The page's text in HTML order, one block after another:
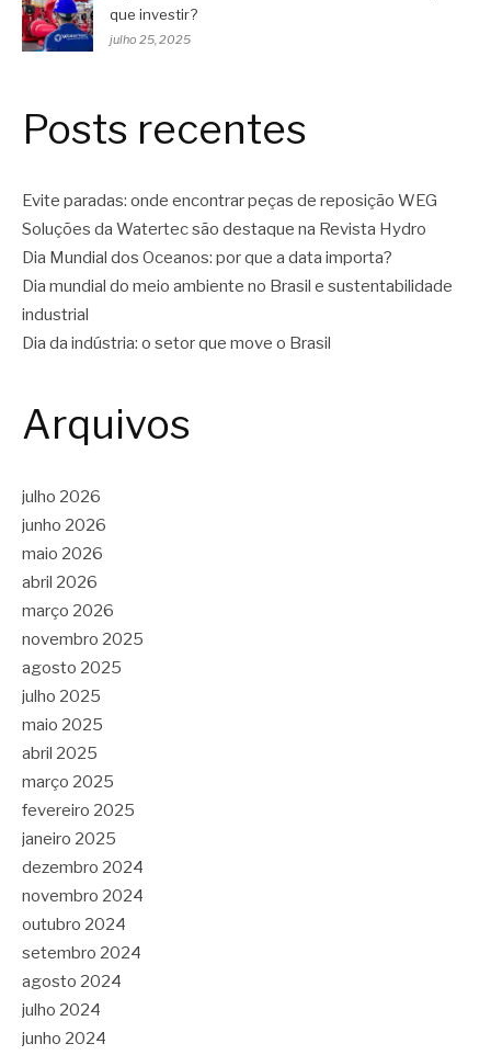
que investir?
julho 25, 2025
Posts recentes
Evite paradas: onde encontrar peças de reposição WEG
Soluções da Watertec são destaque na Revista Hydro
Dia Mundial dos Oceanos: por que a data importa?
Dia mundial do meio ambiente no Brasil e sustentabilidade
industrial
Dia da indústria: o setor que move o Brasil
Arquivos
julho 2026
junho 2026
maio 2026
abril 2026
março 2026
novembro 2025
agosto 2025
julho 2025
maio 2025
abril 2025
março 2025
fevereiro 2025
janeiro 2025
dezembro 2024
novembro 2024
outubro 2024
setembro 2024
agosto 2024
julho 2024
junho 2024